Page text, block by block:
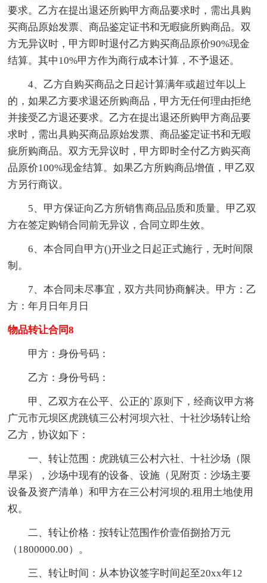
要求。乙方在提出退还所购甲方商品要求时，需出具购
买商品原始发票、商品鉴定证书和无暇疵所购商品。双
方无异议时，甲方即时退付乙方购买商品原价90%现金
结算。其中10%甲方作为商行成本计算，不予退还。
4、乙方自购买商品之日起计算满年或超过年以上
的，如果乙方要求退还所购商品，甲方无任何理由拒绝
并接受乙方退还要求。乙方在提出退还所购甲方商品要
求时，需出具购买商品原始发票、商品鉴定证书和无暇
疵所购商品。双方无异议时，甲方即时全付乙方购买商
品原价100%现金结算。如果乙方所购商品增值，甲乙双
方另行商议。
5、甲方保证向乙方所销售商品品质和质量。甲乙双
方在签定购销合同前无异议，合同立即生效。
6、本合同自甲方()开业之日起正式施行，无时间限
制。
7、本合同未尽事宜，双方共同协商解决。甲方：乙
方：年月日年月日
物品转让合同8
甲方：身份号码：
乙方：身份号码：
甲、乙双方在公平、公正的`原则下，经商议甲方将
广元市元坝区虎跳镇三公村河坝六社、十社沙场转让给
乙方，协议如下：
一、转让范围：虎跳镇三公村六社、十社沙场（限
旱采），沙场中现有的设备、设施（见附页：沙场主要
设备及资产清单）和甲方在三公村河坝的.租用土地使用
权。
二、转让价格：按转让范围作价壹佰捌拾万元
（1800000.00）。
三、转让时间：从本协议签字时间起至20xx年12